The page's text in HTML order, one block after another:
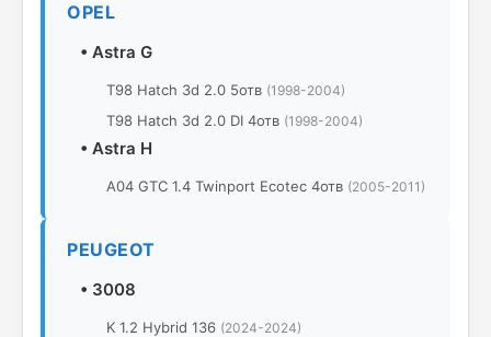
OPEL
• Astra G
T98 Hatch 3d 2.0 5отв (1998-2004)
T98 Hatch 3d 2.0 DI 4отв (1998-2004)
• Astra H
A04 GTC 1.4 Twinport Ecotec 4отв (2005-2011)
PEUGEOT
• 3008
K 1.2 Hybrid 136 (2024-2024)